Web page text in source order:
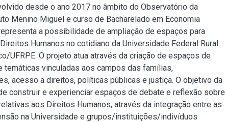
desde o ano 2017 no âmbito do Observatório da
Menino Miguel e curso de Bacharelado em Economia
a possibilidade de ampliação de espaços para
Humanos no cotidiano da Universidade Federal Rural
UFRPE. O projeto atua através da criação de espaços de
temáticas vinculadas aos campos das famílias,
acesso a direitos, políticas públicas e justiça. O objetivo da
construir e experienciar espaços de debate e reflexão sobre
aos Direitos Humanos, através da integração entre as
na Universidade e grupos/instituições/indivíduos